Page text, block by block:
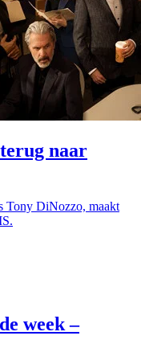
naar
Tony DiNozzo, maakt
week –